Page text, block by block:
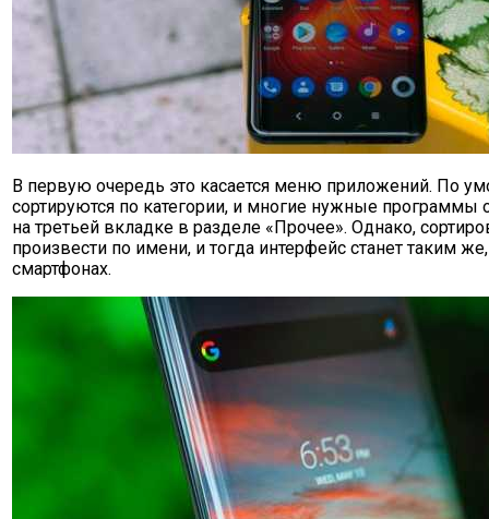
В первую очередь это касается меню приложений. По
сортируются по категории, и многие нужные программы
на третьей вкладке в разделе «Прочее». Однако,
произвести по имени, и тогда интерфейс станет таким
смартфонах.